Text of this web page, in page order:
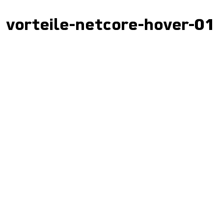
vorteile-netcore-hover-01